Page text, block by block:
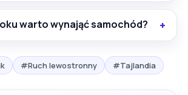
warto wynająć samochód?
#Ruch lewostronny #Tajlandia